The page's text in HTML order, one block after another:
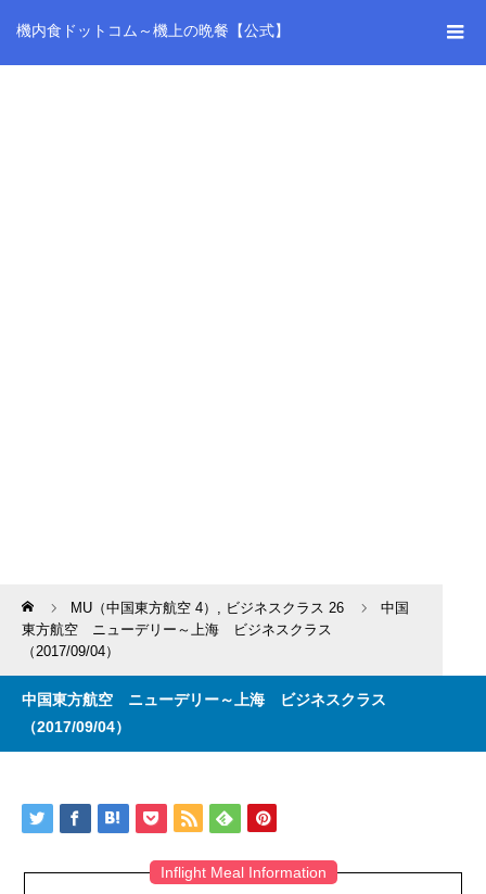
機内食ドットコム～機上の晩餐【公式】
Home MU（中国東方航空 4） , ビジネスクラス 26
中国
東方航空 ニューデリー～上海 ビジネスクラス
（2017/09/04）
中国東方航空 ニューデリー～上海 ビジネスクラス
（2017/09/04）
Inflight Meal Information